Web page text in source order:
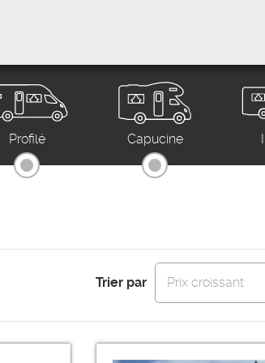
Profilé Capucine
Trier par Prix croissant